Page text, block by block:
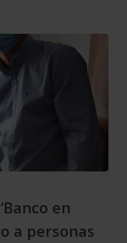
en
a personas